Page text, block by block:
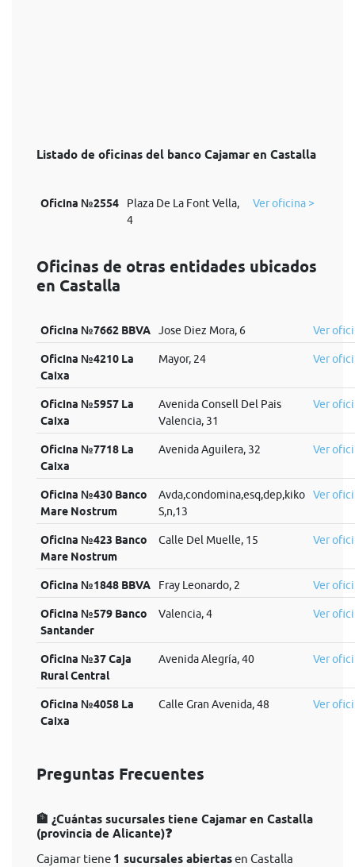
Listado de oficinas del banco Cajamar en Castalla
Oficina №2554
Plaza De La Font Vella,
4
Ver oficina >
Oficinas de otras entidades ubicados
en Castalla
Oficina №7662 BBVA Jose Diez Mora, 6 Ver
Oficina №4210 La
Caixa
Mayor, 24 Ver
Oficina №5957 La
Caixa
Avenida Consell Del Pais
Valencia, 31
Ver
Oficina №7718 La
Caixa
Avenida Aguilera, 32 Ver
Oficina №430 Banco
Mare Nostrum
Avda,condomina,esq,dep,kiko
S,n,13
Ver
Oficina №423 Banco
Mare Nostrum
Calle Del Muelle, 15 Ver
Oficina №1848 BBVA Fray Leonardo, 2 Ver
Oficina №579 Banco
Santander
Valencia, 4 Ver
Oficina №37 Caja
Rural Central
Avenida Alegría, 40 Ver
Oficina №4058 La
Caixa
Calle Gran Avenida, 48 Ver
Preguntas Frecuentes
🏦 ¿Cuántas sucursales tiene Cajamar en Castalla
(provincia de Alicante)❓
Cajamar tiene 1 sucursales abiertasen Castalla